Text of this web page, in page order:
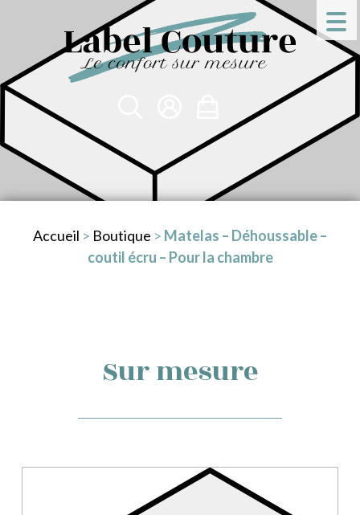
Accueil > Boutique > Matelas – Déhoussable –
coutil écru – Pour la chambre
Sur mesure